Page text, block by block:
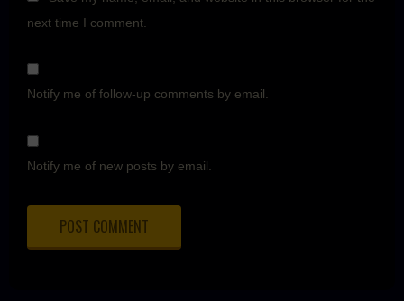
next time I comment.
Notify me of follow-up comments by email.
Notify me of new posts by email.